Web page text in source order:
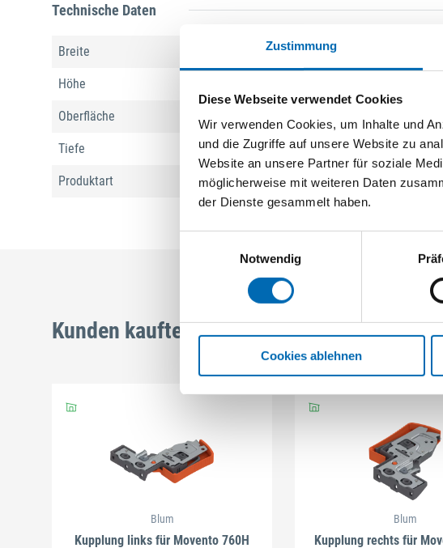
Zustimmung
Diese Webseite verwendet Cookies
Wir verwenden Cookies, um Inhalte und
und die Zugriffe auf unsere Website zu
Website an unsere Partner für soziale
möglicherweise mit weiteren Daten
der Dienste gesammelt haben.
Notwendig
Cookies ablehnen
Technische Daten
Breite 468 mm
Höhe
Oberfläche Kunststoff, Stahlblech
Tiefe 400 mm
Produktart Abfallsystem
Kunden kauften auch
Blum
Kupplung links für Movento 760H
Blum
Kupplung rechts für